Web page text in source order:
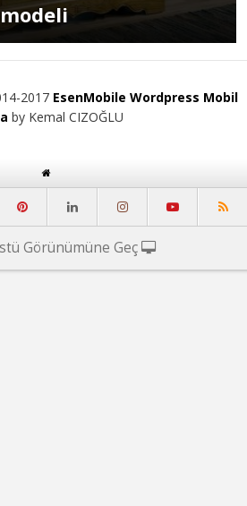
modeli
2017 EsenMobile Wordpress Mobil
by Kemal CIZOĞLU
Görünümüne Geç